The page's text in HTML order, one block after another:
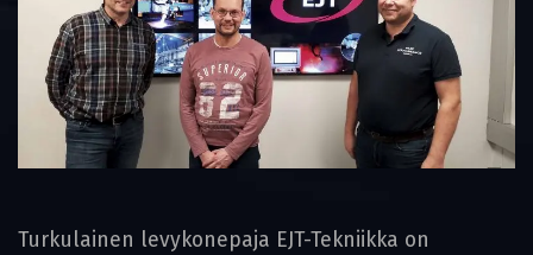
Turkulainen levykonepaja EJT-Tekniikka on